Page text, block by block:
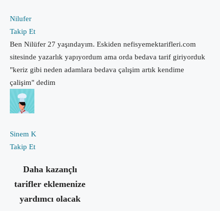
Nilufer
Takip Et
Ben Nilüfer 27 yaşındayım. Eskiden nefisyemektarifleri.com
sitesinde yazarlık yapıyordum ama orda bedava tarif giriyorduk
"keriz gibi neden adamlara bedava çalışim artık kendime
çalişim" dedim
Sinem K
Takip Et
Daha kazançlı
tarifler eklemenize
yardımcı olacak